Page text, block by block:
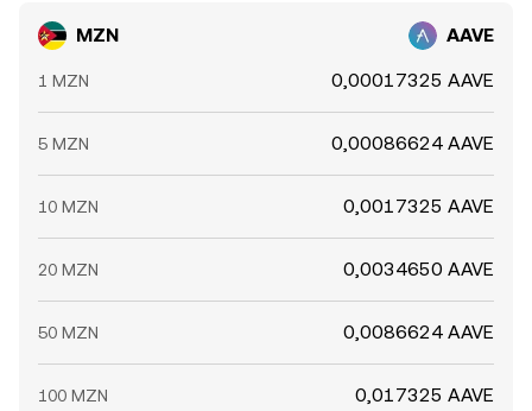
MZN AAVE
1 MZN 0,00017325 AAVE
5 MZN 0,00086624 AAVE
10 MZN 0,0017325 AAVE
20 MZN 0,0034650 AAVE
50 MZN 0,0086624 AAVE
100 MZN 0,017325 AAVE